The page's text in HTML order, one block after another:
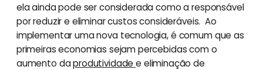
ela ainda pode ser considerada como a responsável
por reduzir e eliminar custos consideráveis. Ao
implementar uma nova tecnologia, é comum que as
primeiras economias sejam percebidas com o
aumento daprodutividadee eliminação de